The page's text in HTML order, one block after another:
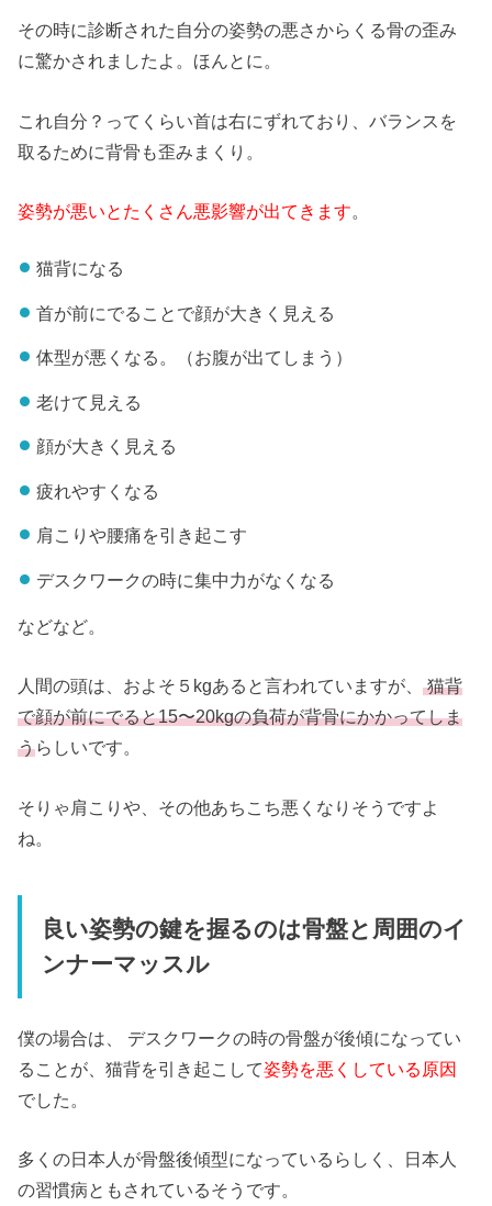
その時に診断された自分の姿勢の悪さからくる骨の歪み
に驚かされましたよ。ほんとに。
これ自分？ってくらい首は右にずれており、バランスを
取るために背骨も歪みまくり。
姿勢が悪いとたくさん悪影響が出てきます。
猫背になる
首が前にでることで顔が大きく見える
体型が悪くなる。（お腹が出てしまう）
老けて見える
顔が大きく見える
疲れやすくなる
肩こりや腰痛を引き起こす
デスクワークの時に集中力がなくなる
などなど。
人間の頭は、およそ５kgあると言われていますが、猫背
で顔が前にでると15〜20kgの負荷が背骨にかかってしま
うらしいです。
そりゃ肩こりや、その他あちこち悪くなりそうですよ
ね。
良い姿勢の鍵を握るのは骨盤と周囲のイ
ンナーマッスル
僕の場合は、 デスクワークの時の骨盤が後傾になってい
ることが、猫背を引き起こして姿勢を悪くしている原因
でした。
多くの日本人が骨盤後傾型になっているらしく、日本人
の習慣病ともされているそうです。